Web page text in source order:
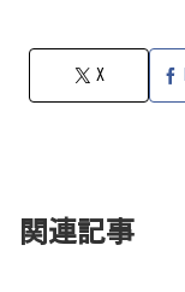
X
関連記事